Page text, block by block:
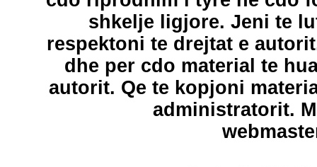
shkelje ligjore. Jeni te
respektoni te drejtat e
dhe per cdo material te
autorit. Qe te kopjoni
administratorit.